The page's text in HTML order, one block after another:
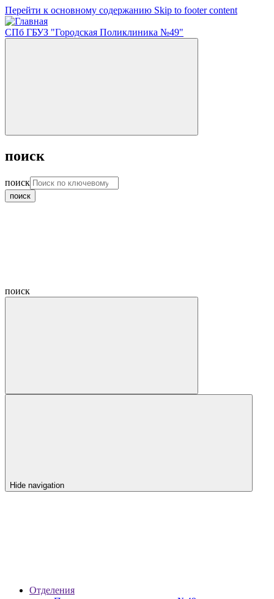
Перейти к основному содержанию Skip to footer content
СПб ГБУЗ "Городская Поликлиника №49"
поиск
поиск
поиск
Hide navigation
Отделения